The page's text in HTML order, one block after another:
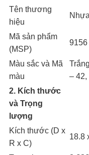
Tên thương
hiệu
Mã sản phẩm
(MSP)
9156
Màu sắc và Mã
màu
– 42,
2. Kích thước
và Trọng
lượng
Kích thước (D x
R x C)
18.8